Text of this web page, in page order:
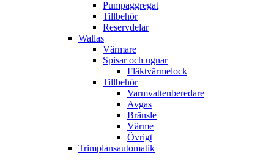
Pumpaggregat
Tillbehör
Reservdelar
Wallas
Värmare
Spisar och ugnar
Fläktvärmelock
Tillbehör
Varmvattenberedare
Avgas
Bränsle
Värme
Övrigt
Trimplansautomatik